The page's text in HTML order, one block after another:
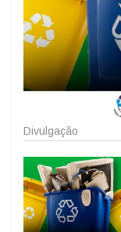
Divulgação